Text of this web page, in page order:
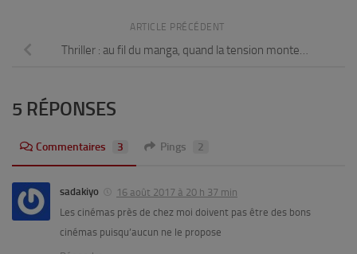
ARTICLE PRÉCÉDENT
Thriller : au fil du manga, quand la tension monte…
5 RÉPONSES
Commentaires 3 Pings 2
sadakiyo
16 août 2017 à 20 h 37 min
Les cinémas près de chez moi doivent pas être des bons
cinémas puisqu’aucun ne le propose